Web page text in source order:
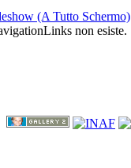
(A Tutto Schermo)
non esiste.